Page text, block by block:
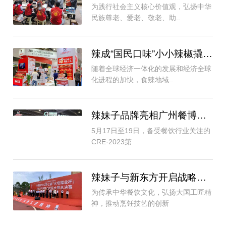
为践行社会主义核心价值观，弘扬中华
民族尊老、爱老、敬老、助..
辣成“国民口味”小小辣椒撬动新消费时代增长..
随着全球经济一体化的发展和经济全球
化进程的加快，食辣地域..
辣妹子品牌亮相广州餐博会，助力湘味复合调
5月17日至19日，备受餐饮行业关注的
CRE·2023第
辣妹子与新东方开启战略合作：携手赋能湘菜
为传承中华餐饮文化，弘扬大国工匠精
神，推动烹饪技艺的创新